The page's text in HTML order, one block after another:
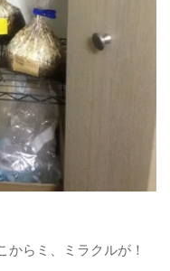
らミ、ミラクルが！